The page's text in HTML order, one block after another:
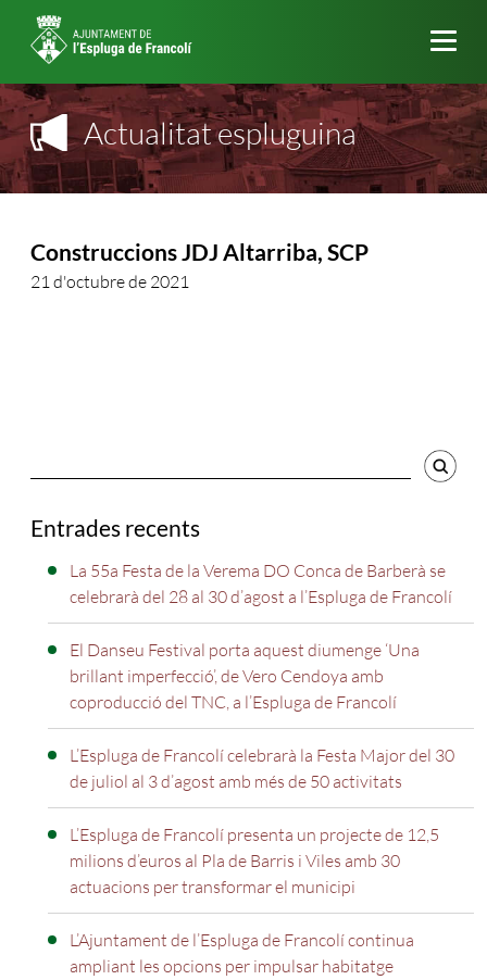
Actualitat espluguina
Construccions JDJ Altarriba, SCP
21 d'octubre de 2021
Cercador
Entrades recents
La 55a Festa de la Verema DO Conca de Barberà se
celebrarà del 28 al 30 d’agost a l’Espluga de Francolí
El Danseu Festival porta aquest diumenge ‘Una
brillant imperfecció’, de Vero Cendoya amb
coproducció del TNC, a l’Espluga de Francolí
L’Espluga de Francolí celebrarà la Festa Major del 30
de juliol al 3 d’agost amb més de 50 activitats
L’Espluga de Francolí presenta un projecte de 12,5
milions d’euros al Pla de Barris i Viles amb 30
actuacions per transformar el municipi
L’Ajuntament de l’Espluga de Francolí continua
ampliant les opcions per impulsar habitatge